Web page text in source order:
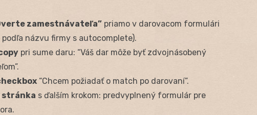
zamestnávateľa” priamo v darovacom formulári
názvu firmy s autocomplete).
pri sume daru: “Váš dar môže byť zdvojnásobený
“Chcem požiadať o match po darovaní”.
stránka s ďalším krokom: predvyplnený formulár pre